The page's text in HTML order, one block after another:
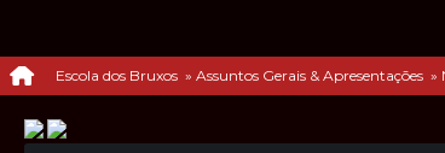
Escola dos Bruxos » Assuntos Gerais & Apresentações »